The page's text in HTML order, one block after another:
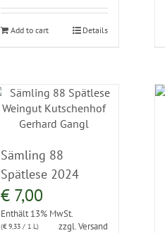
Add to cart Details
Sämling 88
Spätlese 2024
€ 7,00
Enthält 13% MwSt.
(€ 9,33 / 1 L) zzgl.Versand